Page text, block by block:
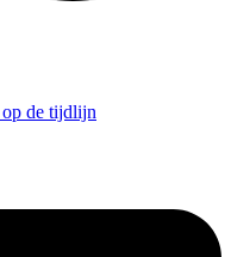
op de tijdlijn